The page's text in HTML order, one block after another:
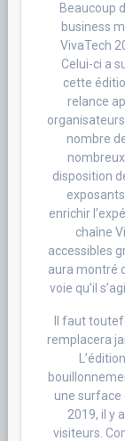
Beaucoup
business
VivaTech
Celui-ci a
cette
relance
nombre
disposition
enrichir
chaîne
accessibles
aura montré
voie qu’il
Il faut
remplacera
une surface
2019, il y
visiteurs.